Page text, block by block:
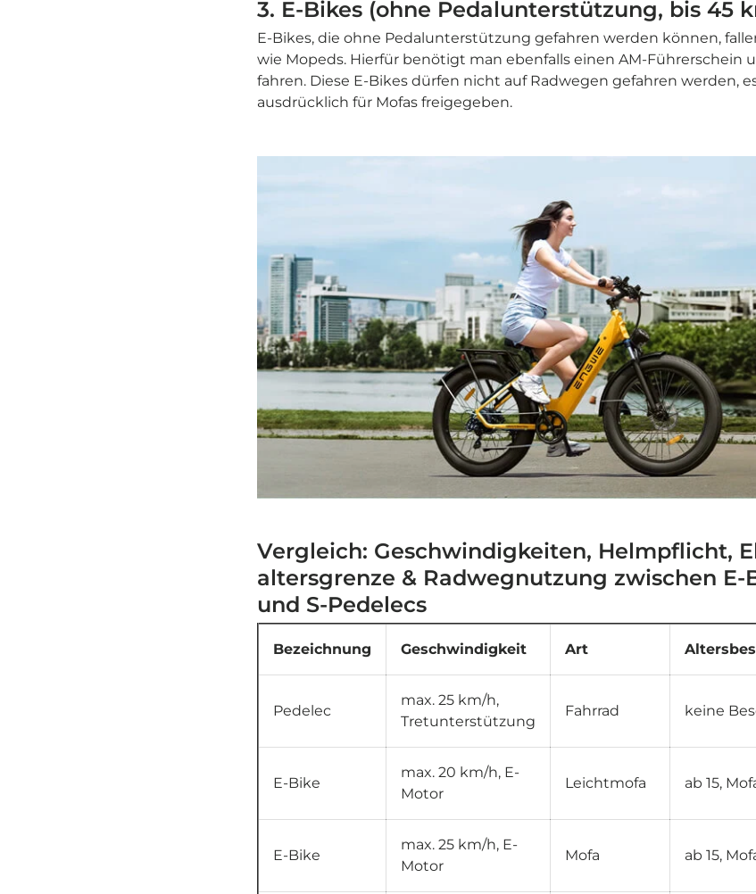
3. E-Bikes (ohne Pedalunterstützung, bis 45
E-Bikes, die ohne Pedalunterstützung gefahren werden können,
wie Mopeds. Hierfür benötigt man ebenfalls einen AM-Führerschein
fahren. Diese E-Bikes dürfen nicht auf Radwegen gefahren werden,
ausdrücklich für Mofas freigegeben.
Vergleich: Geschwindigkeiten, Helmpflicht,
altersgrenze & Radwegnutzung zwischen E-
und S-Pedelecs
Bezeichnung Geschwindigkeit Art
Pedelec
max. 25 km/h,
Tretunterstützung
Fahrrad keine
E-Bike
max. 20 km/h, E-
Motor
Leichtmofa ab 15,
E-Bike
max. 25 km/h, E-
Motor
Mofa ab 15,